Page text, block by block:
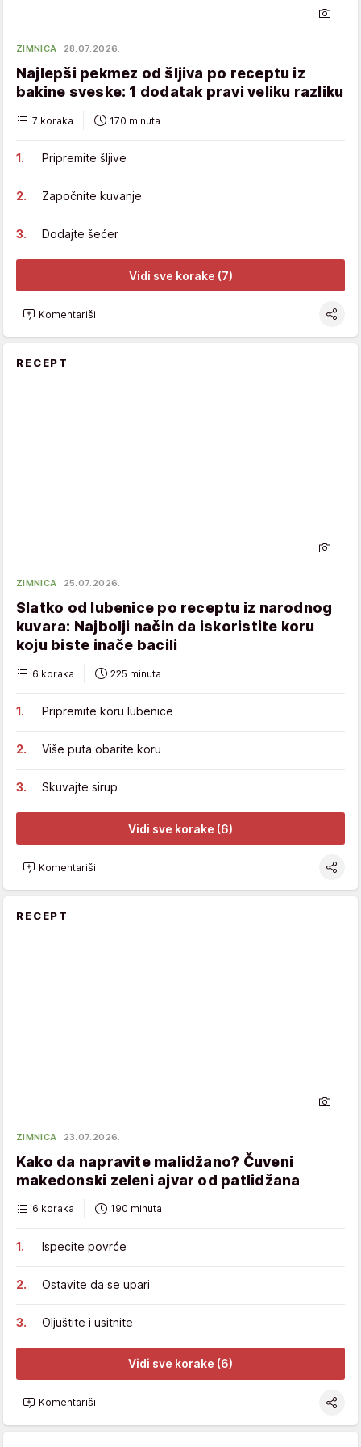
ZIMNICA 28.07.2026.
Najlepši pekmez od šljiva po receptu iz
bakine sveske: 1 dodatak pravi veliku razliku
7 koraka 170 minuta
Pripremite šljive
Započnite kuvanje
Dodajte šećer
Vidi sve korake (7)
Komentariši
RECEPT
ZIMNICA 25.07.2026.
Slatko od lubenice po receptu iz narodnog
kuvara: Najbolji način da iskoristite koru
koju biste inače bacili
6 koraka 225 minuta
Pripremite koru lubenice
Više puta obarite koru
Skuvajte sirup
Vidi sve korake (6)
Komentariši
RECEPT
ZIMNICA 23.07.2026.
Kako da napravite malidžano? Čuveni
makedonski zeleni ajvar od patlidžana
6 koraka 190 minuta
Ispecite povrće
Ostavite da se upari
Oljuštite i usitnite
Vidi sve korake (6)
Komentariši